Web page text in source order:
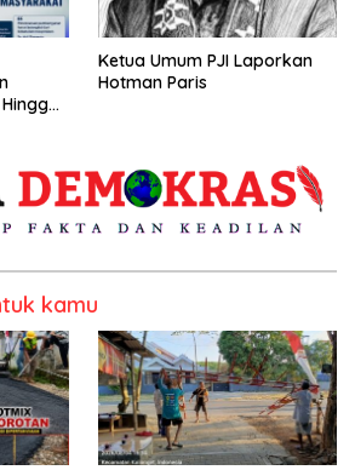
Ketua Umum PJI Laporkan
Hotman Paris
kamu